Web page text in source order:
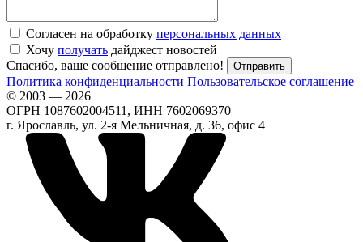
Согласен на обработку персональных данных
Хочу получать дайджест новостей
Спасибо, ваше сообщение отправлено!
Политика конфиденциальности Пользовательское соглашение
© 2003 — 2026
ОГРН 1087602004511, ИНН 7602069370
г. Ярославль, ул. 2-я Мельничная, д. 36, офис 4